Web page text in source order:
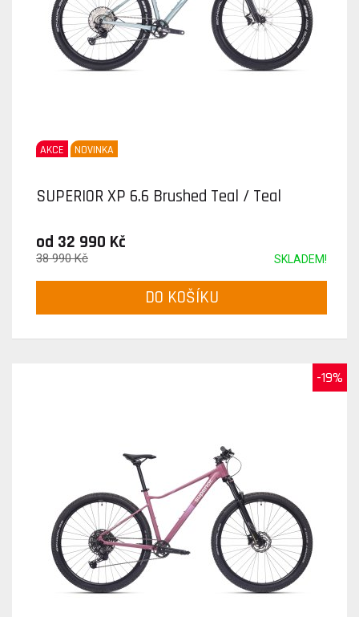
AKCE NOVINKA
SUPERIOR XP 6.6 Brushed Teal / Teal
od 32 990 Kč
SKLADEM!
38 990 Kč
DO KOŠÍKU
-19%